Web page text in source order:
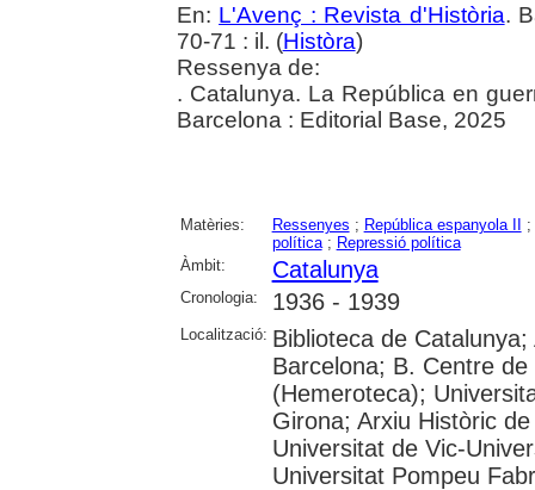
En: L'Avenç : Revista d'Història.
70-71 : il. (Històra)
Ressenya de:
. Catalunya. La República en
Barcelona : Editorial Base, 2025
Matèries: Ressenyes ; República espanyola II
;
política; Repressió política
Àmbit:
Catalunya
Cronologia: 1936 - 1939
Localització: Biblioteca de
Barcelona; B. Centre
(Hemeroteca);
Girona; Arxiu Històric
Universitat de Vic-
Universitat Pompeu